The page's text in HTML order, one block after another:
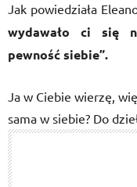
Jak powiedziała
wydawało ci się
pewność siebie”.
Ja w Ciebie wierzę,
sama w siebie? Do